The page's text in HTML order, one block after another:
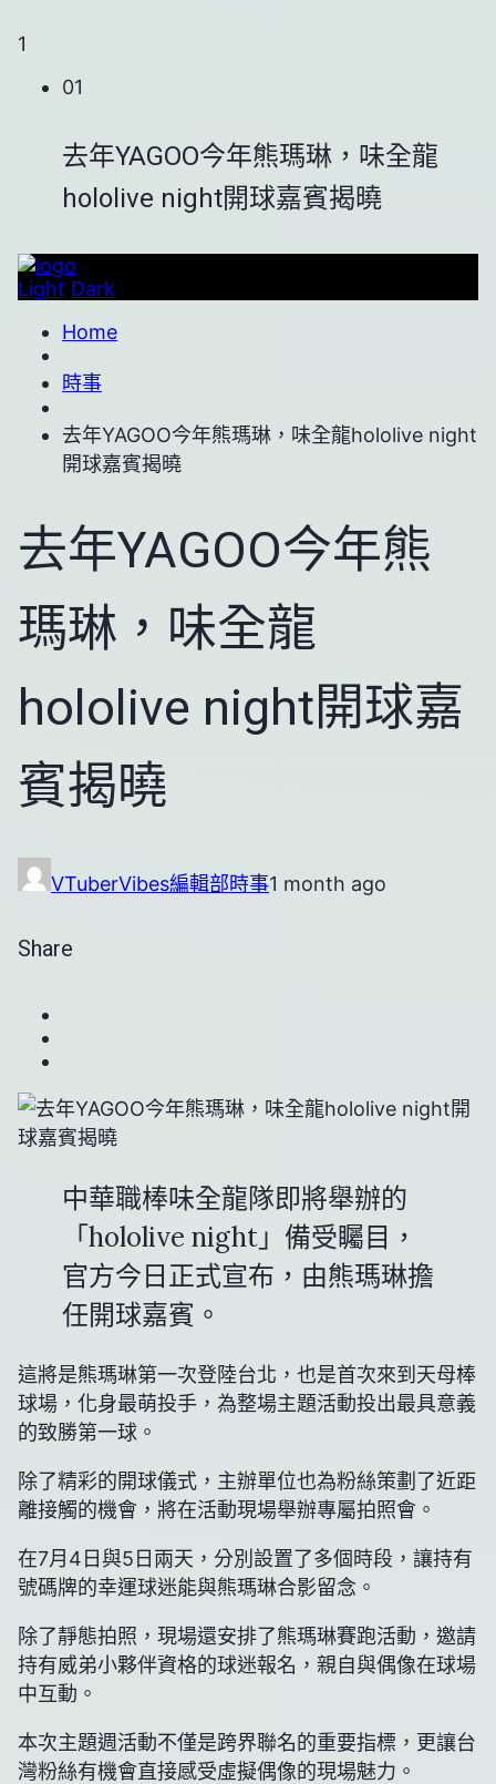
1
01
去年YAGOO今年熊瑪琳，味全龍
hololive night開球嘉賓揭曉
Light Dark
Home
時事
去年YAGOO今年熊瑪琳，味全龍hololive night
開球嘉賓揭曉
去年YAGOO今年熊
瑪琳，味全龍
hololive night開球嘉
賓揭曉
VTuberVibes編輯部時事1 month ago
Share
中華職棒味全龍隊即將舉辦的
「hololive night」備受矚目，
官方今日正式宣布，由熊瑪琳擔
任開球嘉賓。
這將是熊瑪琳第一次登陸台北，也是首次來到天母棒
球場，化身最萌投手，為整場主題活動投出最具意義
的致勝第一球。
除了精彩的開球儀式，主辦單位也為粉絲策劃了近距
離接觸的機會，將在活動現場舉辦專屬拍照會。
在7月4日與5日兩天，分別設置了多個時段，讓持有
號碼牌的幸運球迷能與熊瑪琳合影留念。
除了靜態拍照，現場還安排了熊瑪琳賽跑活動，邀請
持有威弟小夥伴資格的球迷報名，親自與偶像在球場
中互動。
本次主題週活動不僅是跨界聯名的重要指標，更讓台
灣粉絲有機會直接感受虛擬偶像的現場魅力。